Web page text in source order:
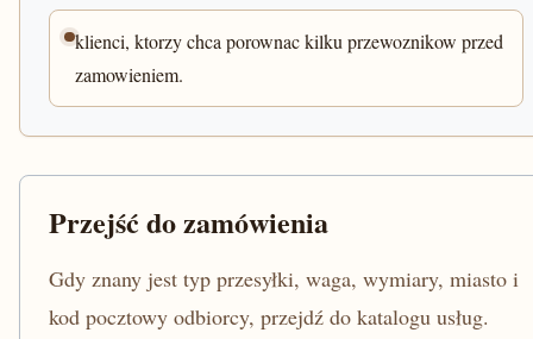
klienci, ktorzy chca porownac kilku przewoznikow przed
zamowieniem.
Przejść do zamówienia
Gdy znany jest typ przesyłki, waga, wymiary, miasto i
kod pocztowy odbiorcy, przejdź do katalogu usług.